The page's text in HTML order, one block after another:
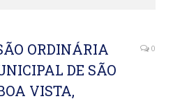
ORDINÁRIA
DE SÃO
VISTA,
0